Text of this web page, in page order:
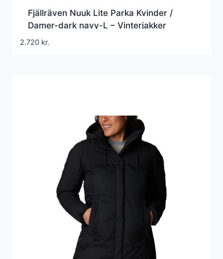
Fjällräven Nuuk Lite Parka Kvinder /
Damer-dark navy-L – Vinterjakker
2.720 kr.